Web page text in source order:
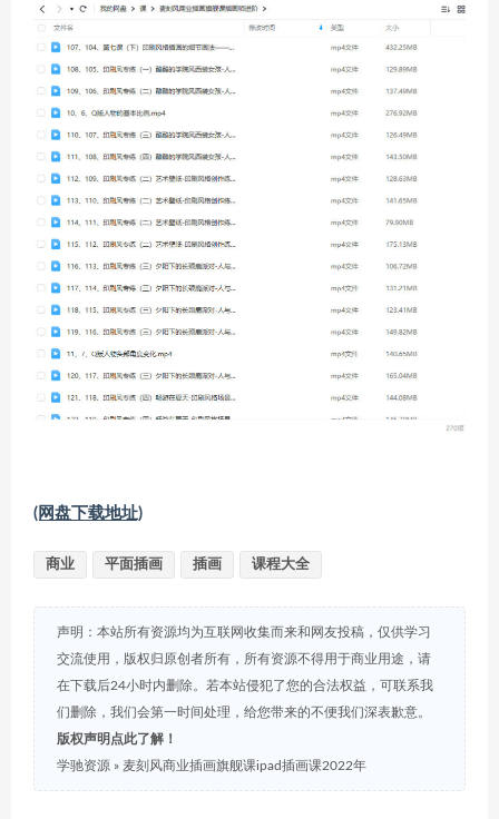
(网盘下载地址)
商业 平面插画 插画 课程大全
声明：本站所有资源均为互联网收集而来和网友投稿，仅供学习
交流使用，版权归原创者所有，所有资源不得用于商业用途，请
在下载后24小时内删除。若本站侵犯了您的合法权益，可联系我
们删除，我们会第一时间处理，给您带来的不便我们深表歉意。
版权声明点此了解！
学驰资源 » 麦刻风商业插画旗舰课ipad插画课2022年